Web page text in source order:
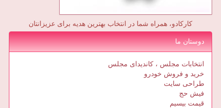
کارکادو، همراه شما در انتخاب بهترین هدیه برای عزیزانتان
دوستان ما
انتخابات مجلس ، کاندیدای مجلس
خرید و فروش خودرو
طراحی سایت
فیش حج
قیمت بیسیم